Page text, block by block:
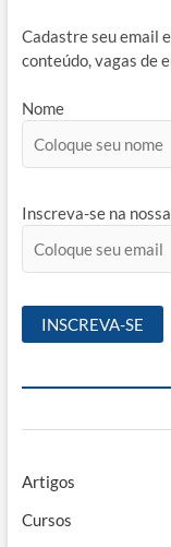
of
die
Cadastre seu email
conteúdo, vagas de
Nome
Inscreva-se na
Artigos
Cursos